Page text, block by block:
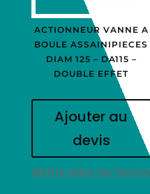
ACTIONNEUR VANNE A
BOULE ASSAINIPIECES
DIAM 125 – DA115 –
DOUBLE EFFET
Ajouter au
devis
Mettre dans les favoris